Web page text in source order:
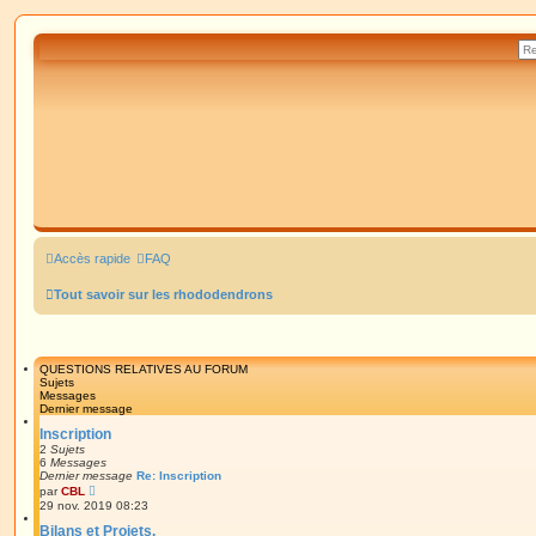
Accès rapide FAQ
Tout savoir sur les rhododendrons
QUESTIONS RELATIVES AU FORUM
Sujets
Messages
Dernier message
Inscription
2 Sujets
6 Messages
Dernier message Re: Inscription
parCBL
o
i
r
29 nov. 2019 08:23
Bilans et Projets.